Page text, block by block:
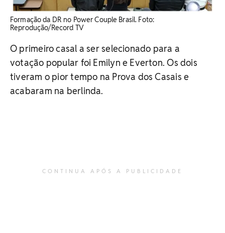
Formação da DR no Power Couple Brasil. ​Foto:
Reprodução/Record TV
O primeiro casal a ser selecionado para a
votação popular foi Emilyn e Everton. Os dois
tiveram o pior tempo na Prova dos Casais e
acabaram na berlinda.
CONTINUA APÓS A PUBLICIDADE